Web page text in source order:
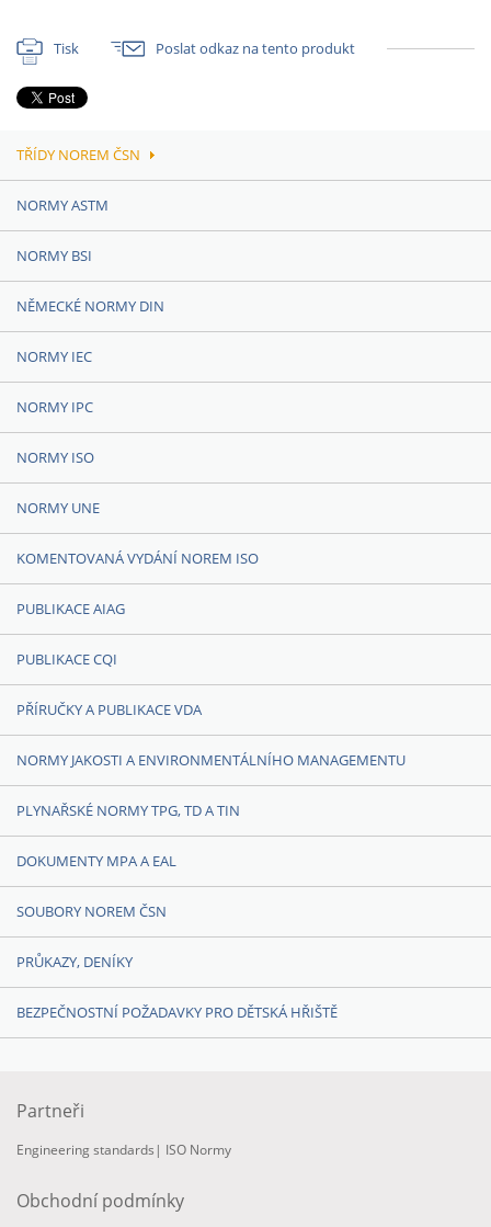
Tisk Poslat odkaz na tento produkt
TŘÍDY NOREM ČSN
NORMY ASTM
NORMY BSI
NĚMECKÉ NORMY DIN
NORMY IEC
NORMY IPC
NORMY ISO
NORMY UNE
KOMENTOVANÁ VYDÁNÍ NOREM ISO
PUBLIKACE AIAG
PUBLIKACE CQI
PŘÍRUČKY A PUBLIKACE VDA
NORMY JAKOSTI A ENVIRONMENTÁLNÍHO MANAGEMENTU
PLYNAŘSKÉ NORMY TPG, TD A TIN
DOKUMENTY MPA A EAL
SOUBORY NOREM ČSN
PRŮKAZY, DENÍKY
BEZPEČNOSTNÍ POŽADAVKY PRO DĚTSKÁ HŘIŠTĚ
Partneři
Engineering standards | ISO Normy
Obchodní podmínky